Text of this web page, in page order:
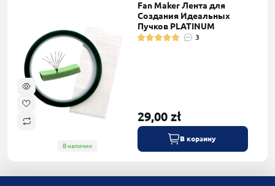
В наличии
Fan Maker Лента для
Создания Идеальных
Пучков PLATINUM
3
29,00 zł
В корзину